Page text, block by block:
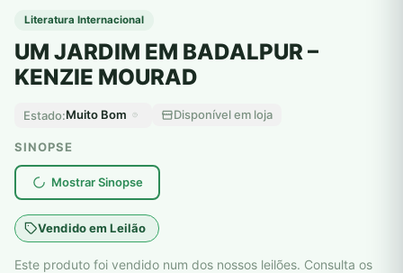
Literatura Internacional
UM JARDIM EM BADALPUR –
KENZIE MOURAD
Estado:Muito Bom Disponível em loja
SINOPSE
Mostrar Sinopse
Vendido em Leilão
Este produto foi vendido num dos nossos leilões. Consulta os